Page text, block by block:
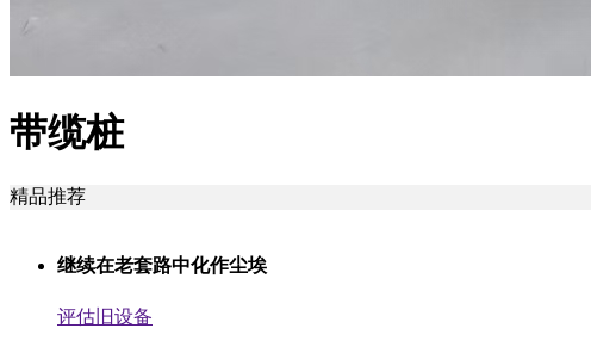
带缆桩
精品推荐
继续在老套路中化作尘埃
评估旧设备